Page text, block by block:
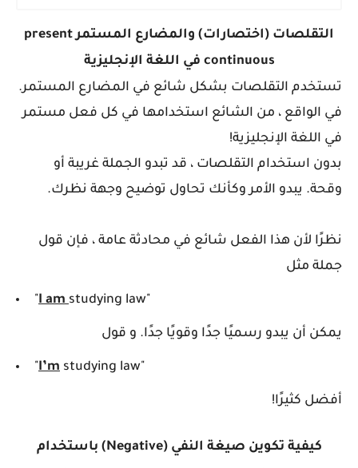
التقلصات (اختصارات) والمضارع المستمرpresent
continuous في اللغة الإنجليزية
تستخدم التقلصات بشكل شائع في المضارع المستمر.
في الواقع ، من الشائع استخدامها في كل فعل مستمر
في اللغة الإنجليزية!
بدون استخدام التقلصات ، قد تبدو الجملة غريبة أو
وقحة. يبدو الأمر وكأنك تحاول توضيح وجهة نظرك.
نظرًا لأن هذا الفعل شائع في محادثة عامة ، فإن قول
جملة مثل
"I am studying law"
يمكن أن يبدو رسميًا جدًا وقويًا جدًا. و قول
"I’m studying law"
أفضل كثيرًا!
كيفية تكوين صيغة النفي (Negative) باستخدام